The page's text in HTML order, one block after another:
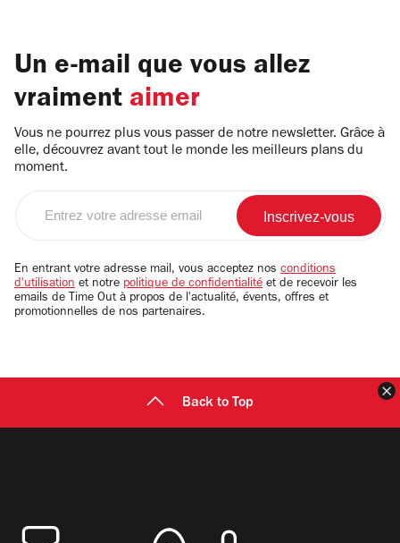
Un e-mail que vous allez
vraiment aimer
Vous ne pourrez plus vous passer de notre newsletter. Grâce à
elle, découvrez avant tout le monde les meilleurs plans du
moment.
email
En entrant votre adresse mail, vous acceptez nos conditions
d'utilisation et notre politique de confidentialité et de recevoir les
emails de Time Out à propos de l'actualité, évents, offres et
promotionnelles de nos partenaires.
Back to Top